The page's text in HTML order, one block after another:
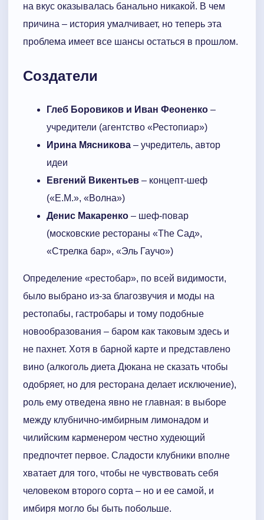
на вкус оказывалась банально никакой. В чем
причина – история умалчивает, но теперь эта
проблема имеет все шансы остаться в прошлом.
Создатели
Глеб Боровиков и Иван Феоненко –
учредители (агентство «Рестопиар»)
Ирина Мясникова – учредитель, автор
идеи
Евгений Викентьев – концепт-шеф
(«E.M.», «Волна»)
Денис Макаренко – шеф-повар
(московские рестораны «The Cад»,
«Стрелка бар», «Эль Гаучо»)
Определение «рестобар», по всей видимости,
было выбрано из-за благозвучия и моды на
рестопабы, гастробары и тому подобные
новообразования – баром как таковым здесь и
не пахнет. Хотя в барной карте и представлено
вино (алкоголь диета Дюкана не сказать чтобы
одобряет, но для ресторана делает исключение),
роль ему отведена явно не главная: в выборе
между клубнично-имбирным лимонадом и
чилийским карменером честно худеющий
предпочтет первое. Сладости клубники вполне
хватает для того, чтобы не чувствовать себя
человеком второго сорта – но и ее самой, и
имбиря могло бы быть побольше.